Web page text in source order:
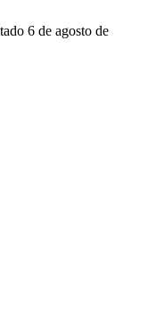
6 de agosto de